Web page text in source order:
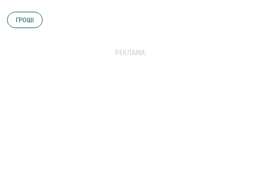
ГРОШІ
РЕКЛАМА: